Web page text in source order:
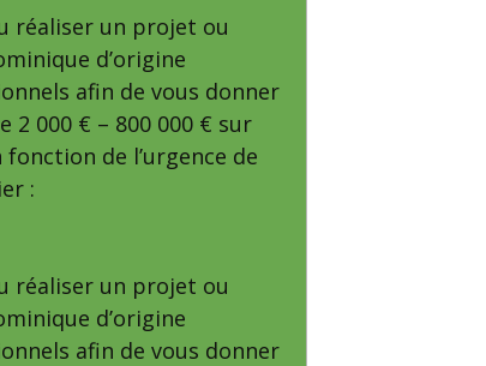
réaliser un projet ou
d’origine
afin de vous donner
000 € – 800 000 € sur
de l’urgence de
:
réaliser un projet ou
d’origine
afin de vous donner